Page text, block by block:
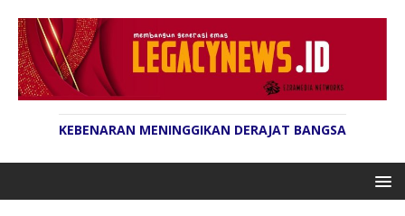
KEBENARAN MENINGGIKAN DERAJAT BANGSA